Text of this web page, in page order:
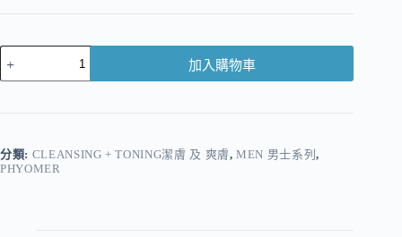
加入購物車
r
n
分類: CLEANSING + TONING潔膚 及 爽膚,MEN 男士系列,
PHYOMER